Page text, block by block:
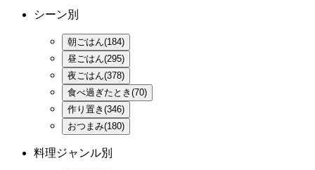
シーン別
朝ごはん(184)
昼ごはん(295)
夜ごはん(378)
食べ過ぎたとき(70)
作り置き(346)
おつまみ(180)
料理ジャンル別